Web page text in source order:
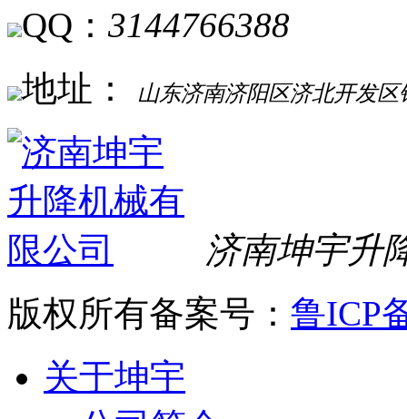
QQ： 3144766388
地址：
山东济南济阳区济北开发
济南坤宇升
版权所有备案号： 鲁ICP
关于坤宇